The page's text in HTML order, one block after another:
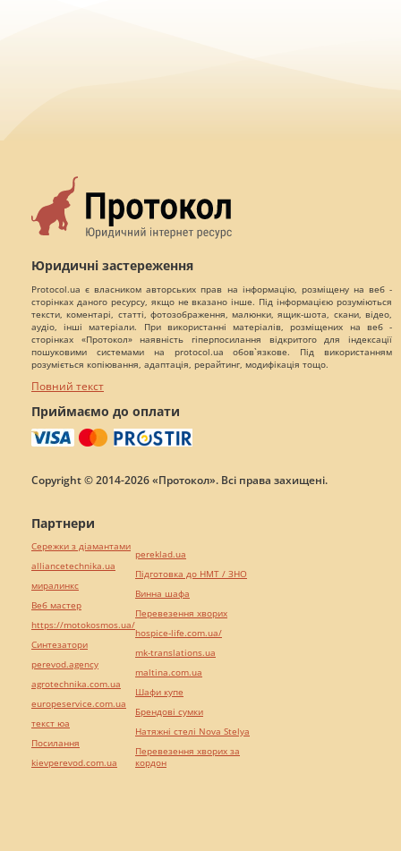
Юридичні застереження
Protocol.ua є власником авторських прав на інформацію, розміщену на веб -
сторінках даного ресурсу, якщо не вказано інше. Під інформацією розуміються
тексти, коментарі, статті, фотозображення, малюнки, ящик-шота, скани, відео,
аудіо, інші матеріали. При використанні матеріалів, розміщених на веб -
сторінках «Протокол» наявність гіперпосилання відкритого для індексації
пошуковими системами на protocol.ua обов`язкове. Під використанням
розуміється копіювання, адаптація, рерайтинг, модифікація тощо.
Повний текст
Приймаємо до оплати
Copyright © 2014-2026 «Протокол». Всі права захищені.
Партнери
Сережки з діамантами
alliancetechnika.ua
миралинкс
Веб мастер
https://motokosmos.ua/
Синтезатори
perevod.agency
agrotechnika.com.ua
europeservice.com.ua
текст юа
Посилання
kievperevod.com.ua
pereklad.ua
Підготовка до НМТ / ЗНО
Винна шафа
Перевезення хворих
hospice-life.com.ua/
mk-translations.ua
maltina.com.ua
Шафи купе
Брендові сумки
Натяжні стелі Nova Stelya
Перевезення хворих за
кордон